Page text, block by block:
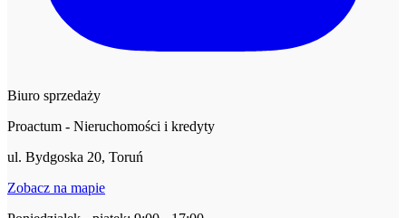
Biuro sprzedaży
Proactum - Nieruchomości i kredyty
ul. Bydgoska 20, Toruń
Zobacz na mapie